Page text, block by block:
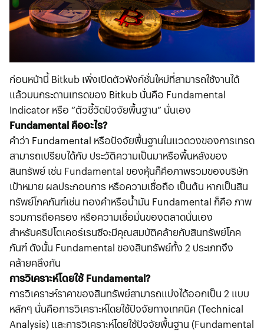
ก่อนหน้านี้ Bitkub เพิ่งเปิดตัวฟังก์ชั่นใหม่ที่สามารถใช้งานได้
แล้วบนกระดานเทรดของ Bitkub นั่นคือ Fundamental
Indicator หรือ “ตัวชี้วัดปัจจัยพื้นฐาน” นั่นเอง
Fundamental คืออะไร?
คำว่า Fundamental หรือปัจจัยพื้นฐานในแวดวงของการเทรด
สามารถเปรียบได้กับ ประวัติความเป็นมาหรือพื้นหลังของ
สินทรัพย์ เช่น Fundamental ของหุ้นก็คือภาพรวมของบริษัท
เป้าหมาย ผลประกอบการ หรือความเชื่อถือ เป็นต้น หากเป็นสิน
ทรัพย์โภคภันฑ์เช่น ทองคำหรือน้ำมัน Fundamental ก็คือ ภาพ
รวมการถือครอง หรือความเชื่อมั่นของตลาดนั่นเอง
สำหรับคริปโตเคอร์เรนซีจะมีคุณสมบัติคล้ายกับสินทรัพย์โภค
ภันฑ์ ดังนั้น Fundamental ของสินทรัพย์ทั้ง 2 ประเภทจึง
คล้ายคลึงกัน
การวิเคราะห์โดยใช้ Fundamental?
การวิเคราะห์ราคาของสินทรัพย์สามารถแบ่งได้ออกเป็น 2 แบบ
หลักๆ นั่นคือการวิเคราะห์โดยใช้ปัจจัยทางเทคนิค (Technical
Analysis) และการวิเคราะห์โดยใช้ปัจจัยพื้นฐาน (Fundamental